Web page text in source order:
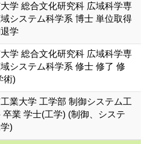
学 総合文化研究科 広域科学専
システム科学系 博士 単位取得
学
学 総合文化研究科 広域科学専
システム科学系 修士 修了 修
術)
業大学 工学部 制御システム工
卒業 学士(工学) (制御、システ
)